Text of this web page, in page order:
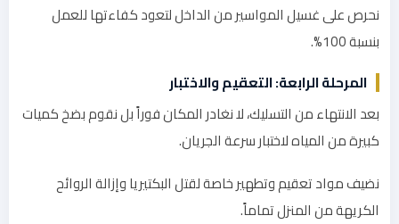
نحرص على غسيل المواسير من الداخل لتعود كفاءتها للعمل
بنسبة 100%.
المرحلة الرابعة: التعقيم والاختبار
بعد الانتهاء من التسليك، لا نغادر المكان فوراً بل نقوم بضخ كميات
كبيرة من المياه لاختبار سرعة الجريان.
نضيف مواد تعقيم وتطهير خاصة لقتل البكتيريا وإزالة الروائح
الكريهة من المنزل تماماً.